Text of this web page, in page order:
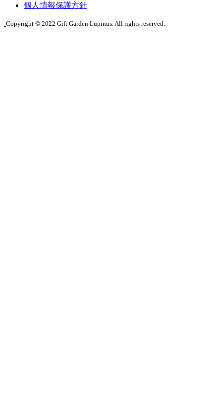
個人情報保護方針
Copyright © 2022 Gift Garden Lupinus. All rights reserved.